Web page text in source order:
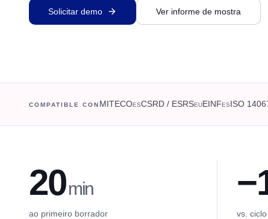
Solicitar demo Ver informe de mostra
COMPATIBLE CON MITECOESCSRD / ESRSEUEINFESISO
20min
ao primeiro borrador
vs.